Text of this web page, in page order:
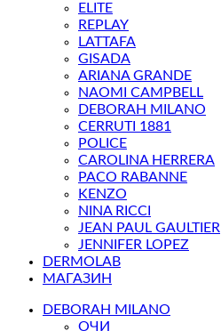
ELITE
REPLAY
LATTAFA
GISADA
ARIANA GRANDE
NAOMI CAMPBELL
DEBORAH MILANO
CERRUTI 1881
POLICE
CAROLINA HERRERA
PACO RABANNE
KENZO
NINA RICCI
JEAN PAUL GAULTIER
JENNIFER LOPEZ
DERMOLAB
МАГАЗИН
DEBORAH MILANO
ОЧИ